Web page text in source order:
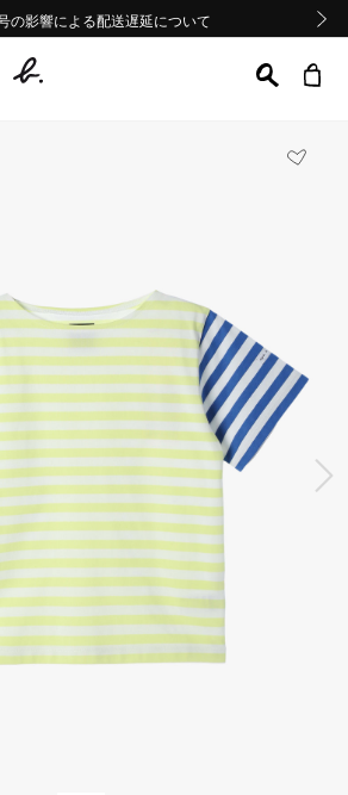
震の影響による配送遅延について
Sale 2buy10%OFF!!
の影響による配送遅延について
震の影響による配送遅延について
Sale 2buy10%OFF!!